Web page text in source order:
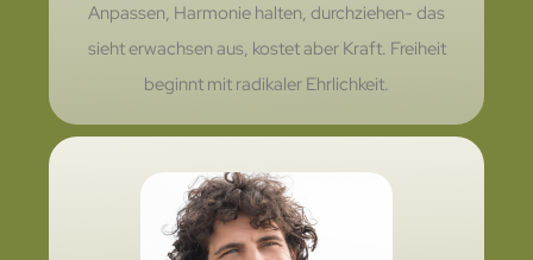
Anpassen, Harmonie halten, durchziehen- das
sieht erwachsen aus, kostet aber Kraft. Freiheit
beginnt mit radikaler Ehrlichkeit.